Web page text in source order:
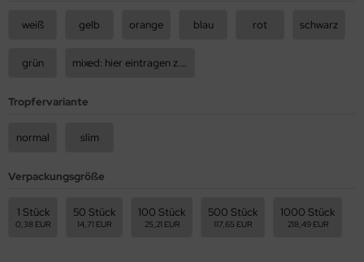
weiß gelb orange blau rot schwarz
grün mixed: hier eintragen z.B 50rot, 50blau, usw.
Tropfervariante
normal slim
Verpackungsgröße
1 Stück
0,38 EUR
50 Stück
14,71 EUR
100 Stück
25,21 EUR
500 Stück
117,65 EUR
1000 Stück
218,49 EUR